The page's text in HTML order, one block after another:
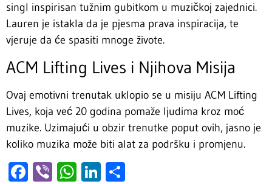
singl inspirisan tužnim gubitkom u muzičkoj zajednici.
Lauren je istakla da je pjesma prava inspiracija, te
vjeruje da će spasiti mnoge živote.
ACM Lifting Lives i Njihova Misija
Ovaj emotivni trenutak uklopio se u misiju ACM Lifting
Lives, koja već 20 godina pomaže ljudima kroz moć
muzike. Uzimajući u obzir trenutke poput ovih, jasno je
koliko muzika može biti alat za podršku i promjenu.
Facebook
ViberWhatsApp
LinkedIn